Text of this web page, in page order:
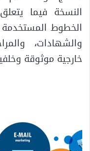
النسخة فيما
والشهادات،
خارجية موثوقة